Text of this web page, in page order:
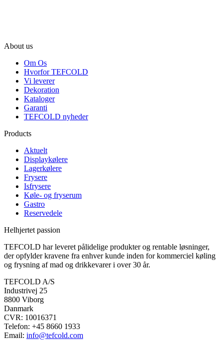
About us
Om Os
Hvorfor TEFCOLD
Vi leverer
Dekoration
Kataloger
Garanti
TEFCOLD nyheder
Products
Aktuelt
Displaykølere
Lagerkølere
Frysere
Isfrysere
Køle- og fryserum
Gastro
Reservedele
Helhjertet passion
TEFCOLD har leveret pålidelige produkter og rentable løsninger,
der opfylder kravene fra enhver kunde inden for kommerciel køling
og frysning af mad og drikkevarer i over 30 år.
TEFCOLD A/S
Industrivej 25
8800 Viborg
Danmark
CVR: 10016371
Telefon: +45 8660 1933
Email: info@tefcold.com